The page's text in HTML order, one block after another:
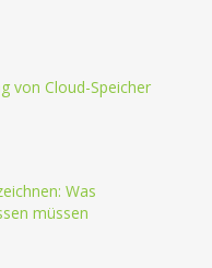
von Cloud-Speicher
Was
müssen